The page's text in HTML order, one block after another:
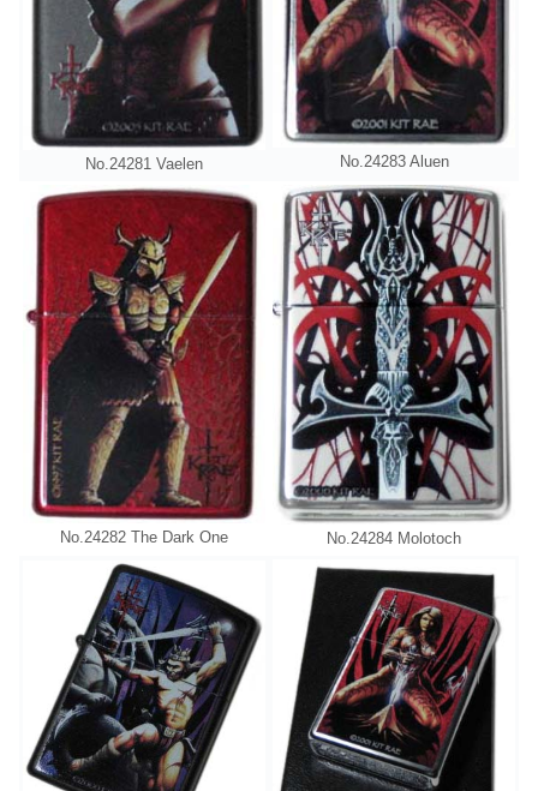
No.24281 Vaelen No.24283 Aluen
No.24282 The Dark One No.24284 Molotoch